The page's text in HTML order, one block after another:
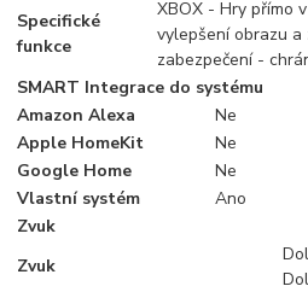
Specifické
funkce
XBOX - Hry přímo
vylepšení obrazu a
zabezpečení -
SMART Integrace do systému
Amazon Alexa
Ne
Apple HomeKit
Ne
Google Home
Ne
Vlastní systém
Ano
Zvuk
Zvuk